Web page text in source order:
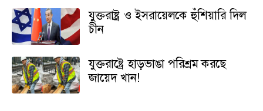
যুক্তরাষ্ট্র ও ইসরায়েলকে হুঁশিয়ারি দিল
চীন
যুক্তরাষ্ট্রে হাড়ভাঙা পরিশ্রম করছে
জায়েদ খান!